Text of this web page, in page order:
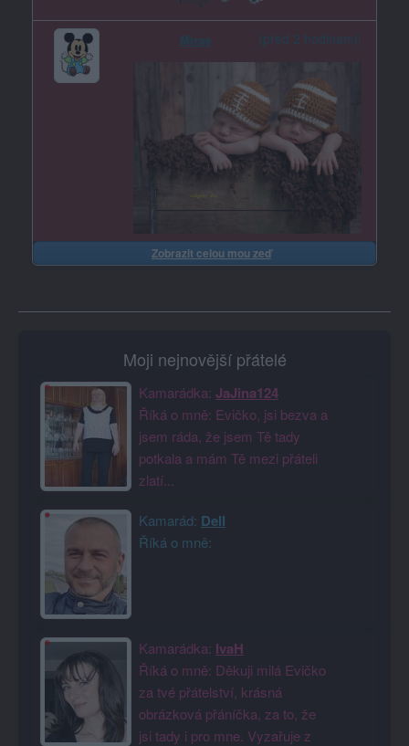
Miras (před 2 hodinami)
Zobrazit celou mou zeď
Moji nejnovější přátelé
Kamarádka: JaJina124
Říká o mně: Evičko, jsi bezva a
jsem ráda, že jsem Tě tady
potkala a mám Tě mezi přáteli
zlatí...
Kamarád: Dell
Říká o mně:
Kamarádka: IvaH
Říká o mně: Děkuji milá Evičko
za tvé přátelství, krásná
obrázková přáníčka, za to, že
jsi tady i pro mne. Vyzařuje z